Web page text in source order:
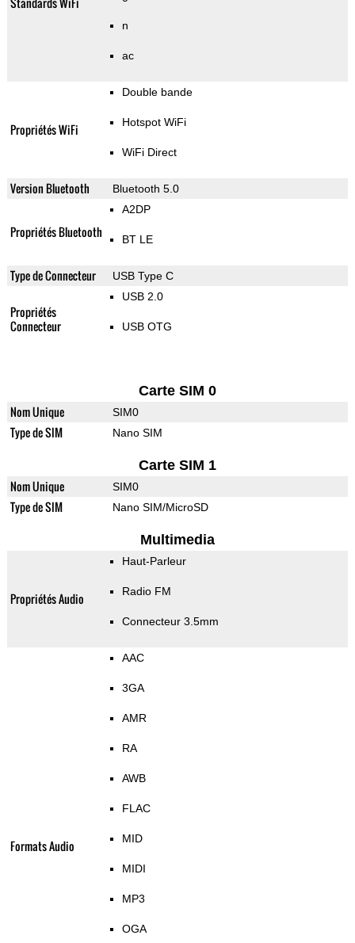
n
ac
Propriétés WiFi
Double bande
Hotspot WiFi
WiFi Direct
Version Bluetooth Bluetooth 5.0
Propriétés Bluetooth
A2DP
BT LE
Type de Connecteur USB Type C
Propriétés
Connecteur
USB 2.0
USB OTG
Carte SIM 0
Nom Unique SIM0
Type de SIM Nano SIM
Carte SIM 1
Nom Unique SIM0
Type de SIM Nano SIM/MicroSD
Multimedia
Propriétés Audio
Haut-Parleur
Radio FM
Connecteur 3.5mm
Formats Audio
AAC
3GA
AMR
RA
AWB
FLAC
MID
MIDI
MP3
OGA